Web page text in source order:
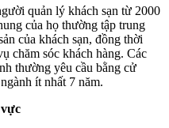
quản lý khách sạn từ 2000
của họ thường tập trung
của khách sạn, đồng thời
chăm sóc khách hàng. Các
thường yêu cầu bằng cử
ít nhất 7 năm.